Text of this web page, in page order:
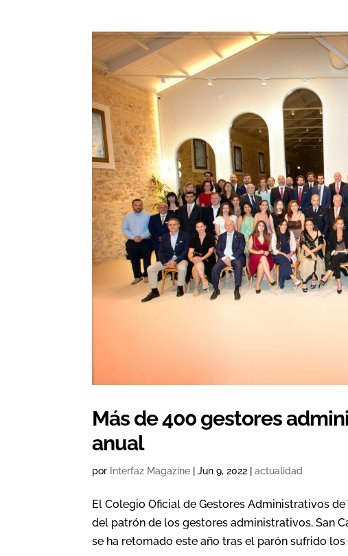
Más de 400 gestores
anual
por Interfaz Magazine |Jun 9, 2022 |actualidad
El Colegio Oficial de Gestores Administrativos
del patrón de los gestores administrativos, San
se ha retomado este año tras el parón sufrido